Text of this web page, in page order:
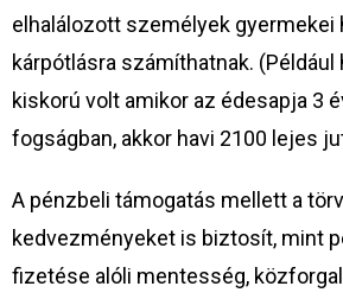
elhalálozott személyek gyermekei
kárpótlásra számíthatnak. (Például
kiskorú volt amikor az édesapja 3
fogságban, akkor havi 2100 lejes
A pénzbeli támogatás mellett a
kedvezményeket is biztosít, mint
fizetése alóli mentesség,